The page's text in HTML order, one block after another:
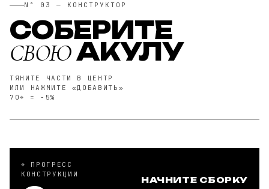
N° 03 — КОНСТРУКТОР
СОБЕРИТЕ
СВОЮАКУЛУ
ТЯНИТЕ ЧАСТИ В ЦЕНТР
ИЛИ НАЖМИТЕ «ДОБАВИТЬ»
70⌖ = −5%
⌖ ПРОГРЕСС
КОНСТРУКЦИИ
НАЧНИТЕ СБОРКУ